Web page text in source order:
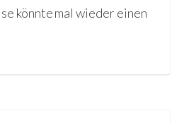
könnte mal wieder einen